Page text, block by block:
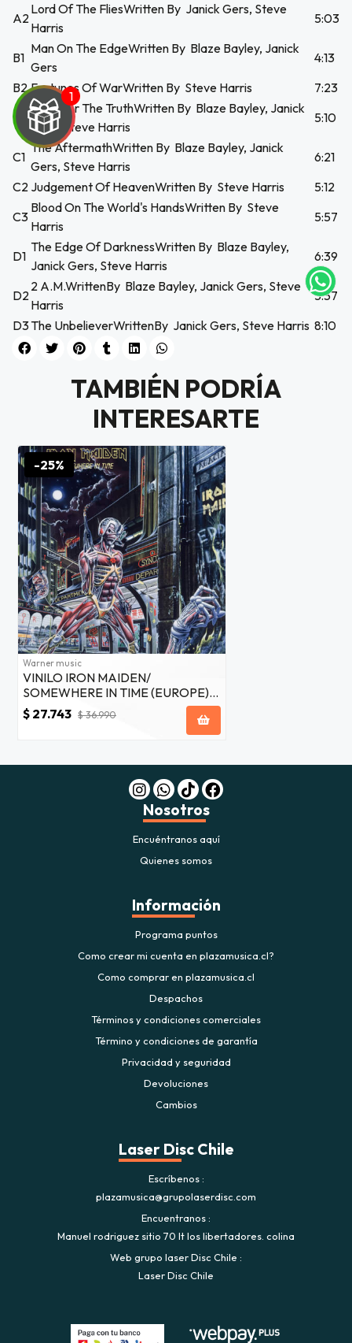
correo
web
JUGAR
A2
Lord Of The FliesWritten By Janick Gers, Steve
Harris
5:03
B1
Man On The EdgeWritten By Blaze Bayley, Janick
Gers
4:13
B2 Fortunes Of WarWritten By Steve Harris
7:23
B3
Look For The TruthWritten By Blaze Bayley, Janick
Gers, Steve Harris
5:10
C1
The AftermathWritten By Blaze Bayley, Janick
Gers, Steve Harris
6:21
C2 Judgement Of HeavenWritten By Steve Harris
5:12
C3
Blood On The World's HandsWritten By Steve
Harris
5:57
D1
The Edge Of DarknessWritten By Blaze Bayley,
Janick Gers, Steve Harris
6:39
D2
2 A.M.WrittenBy Blaze Bayley, Janick Gers, Steve
Harris
5:37
D3The UnbelieverWrittenBy Janick Gers, Steve Harris 8:10
TAMBIÉN PODRÍA
INTERESARTE
-25%
Warner music
VINILO IRON MAIDEN/
SOMEWHERE IN TIME (EUROPE)
1LP
$ 27.743 $ 36.990
Nosotros
Encuéntranos aquí
Quienes somos
Información
Programa puntos
Como crear mi cuenta en plazamusica.cl?
Como comprar en plazamusica.cl
Despachos
Términos y condiciones comerciales
Término y condiciones de garantía
Privacidad y seguridad
Devoluciones
Cambios
Laser Disc Chile
Escríbenos
plazamusica@grupolaserdisc.com
Encuentranos
Manuel rodriguez sitio 70 lt los libertadores. colina
Web grupo laser Disc Chile
Laser Disc Chile